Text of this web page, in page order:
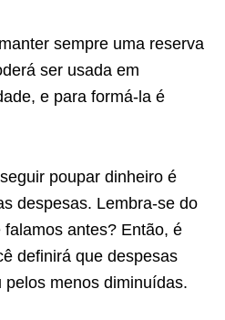
sempre uma reserva
ser usada em
e para formá-la é
poupar dinheiro é
despesas. Lembra-se do
antes? Então, é
definirá que despesas
menos diminuídas.